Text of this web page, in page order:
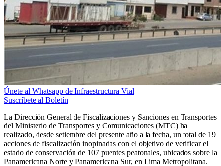
Únete al Whatsapp de Infraestructura Vial
Suscríbete al Boletín
La Dirección General de Fiscalizaciones y Sanciones en Transportes
del Ministerio de Transportes y Comunicaciones (MTC) ha
realizado, desde setiembre del presente año a la fecha, un total de 19
acciones de fiscalización inopinadas con el objetivo de verificar el
estado de conservación de 107 puentes peatonales, ubicados sobre la
Panamericana Norte y Panamericana Sur, en Lima Metropolitana.